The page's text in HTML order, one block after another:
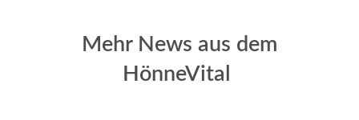
Mehr News aus dem
HönneVital